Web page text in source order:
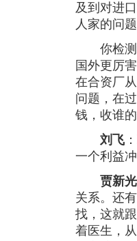
及到对进
人家的问
你检测
国外更厉
在合资厂
问题，在
钱，收谁
刘飞
一个利益
贾新光
关系。还
找，这就
着医生，